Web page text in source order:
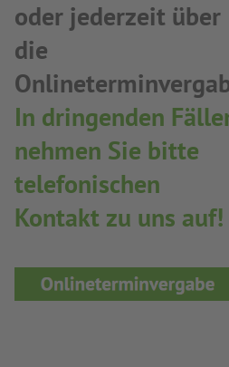
oder jederzeit über
die
In dringenden
nehmen Sie bitte
telefonischen
Kontakt zu uns auf!